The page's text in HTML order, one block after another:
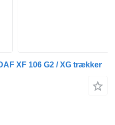
XF 106 G2 / XG trækker